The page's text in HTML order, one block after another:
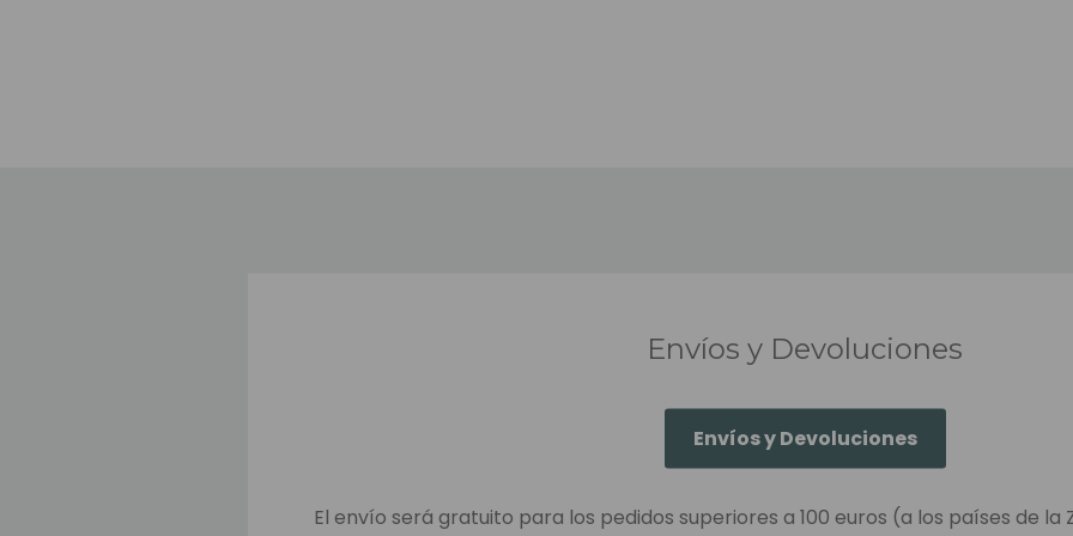
Envíos y Devoluciones
Envíos y Devoluciones
El envío será gratuito para los pedidos superiores a 100 euros (a los países de la